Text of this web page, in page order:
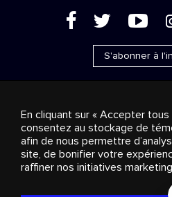
( ' +
S'abonner à
Ventes publicitaires
Consommateurs
propos
© 2018-2025 Groupe Stingray
, VOS AMBIANCES
En cliquant sur « Accepter
consentez au stockage de
afin de nous permettre
site, de bonifier votre
raffiner nos initiatives